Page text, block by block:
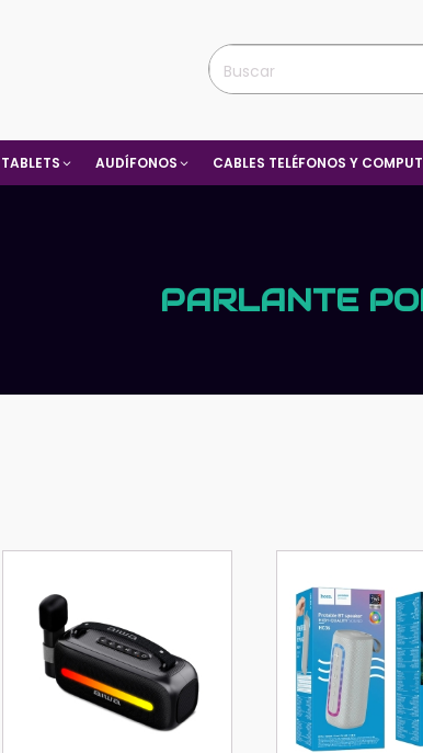
AUDÍFONOS CABLES TELÉFONOS Y
PARLANTE